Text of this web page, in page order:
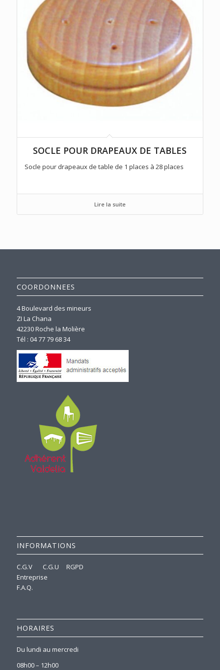
SOCLE POUR DRAPEAUX DE TABLES
Socle pour drapeaux de table de 1 places à 28 places
Lire la suite
COORDONNEES
4 Boulevard des mineurs
ZI La Chana
42230 Roche la Molière
Tél : 04 77 79 68 34
INFORMATIONS
C.G.V C.G.U
RGPD
Entreprise
F.A.Q.
HORAIRES
Du lundi au mercredi
08h00 – 12h00